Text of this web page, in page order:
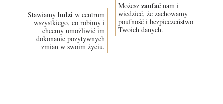
Stawiamy ludzi w centrum
wszystkiego, co robimy i
chcemy umożliwić im
dokonanie pozytywnych
zmian w swoim życiu.
Możesz zaufać nam i
wiedzieć, że zachowamy
poufność i bezpieczeństwo
Twoich danych.